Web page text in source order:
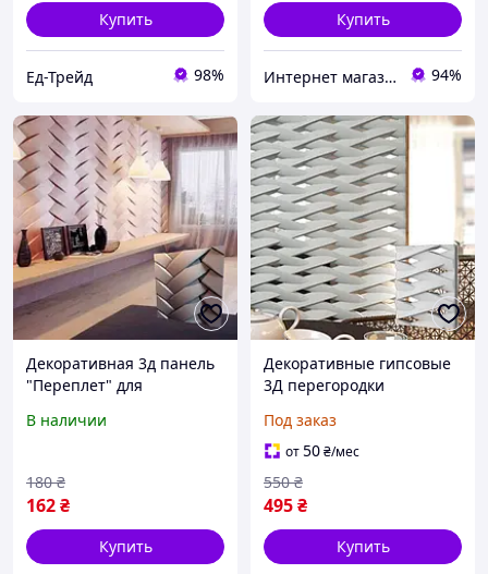
Купить
Ед-Трейд 98%
Купить
Интернет магазин "Grifons" 94%
Декоративная 3д панель
"Переплет" для
стенах из гипса 50x50
В наличии
162₴
180 ₴
Купить
Декоративные гипсовые
3Д перегородки
Под заказ
от50₴/мес
495₴
550 ₴
Купить